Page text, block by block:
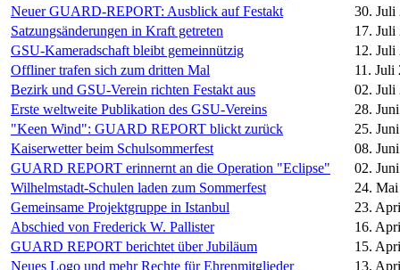
Neuer GUARD-REPORT: Ausblick auf Festakt
30. Juli
Satzungsänderungen in Kraft getreten
17. Juli
GSU-Kameradschaft bleibt gemeinnützig
12. Juli
Offliner trafen sich zum dritten Mal
11. Juli
Bezirk und GSU-Verein richten Festakt aus
02. Juli
Erste weltweite Publikation des GSU-Vereins
28.
"Keen Wind": GUARD REPORT blickt zurück
25.
Kaiserwetter beim Schulsommerfest
08.
GUARD REPORT erinnernt an die Operation "Eclipse"
02.
Wilhelmstadt-Schulen laden zum Sommerfest
24.
Gemeinsame Projektgruppe in Istanbul
23.
Abschied von Frederick W. Pallister
16.
GUARD REPORT berichtet über Jubiläum
15.
Neues Logo und mehr Rechte für Ehrenmitglieder
13.